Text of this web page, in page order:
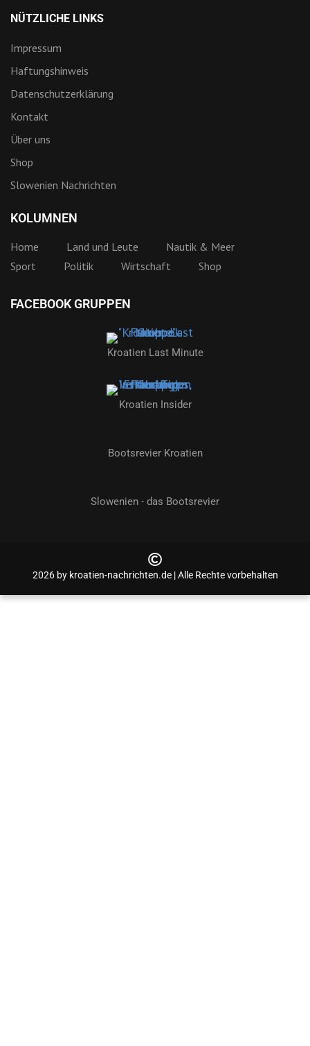
NÜTZLICHE LINKS
Impressum
Haftungshinweis
Datenschutzerklärung
Kontakt
Über uns
Shop
Slowenien Nachrichten
KOLUMNEN
Home Land und Leute
Nautik & Meer
Sport
Politik Wirtschaft Shop
FACEBOOK GRUPPEN
Kroatien Last Minute
Kroatien Insider
Bootsrevier Kroatien
Slowenien - das Bootsrevier
2026 by kroatien-nachrichten.de | Alle Rechte vorbehalten